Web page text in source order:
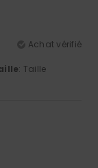
Achat vérifié
: Taille